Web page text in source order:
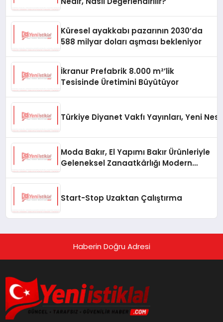
Küresel ayakkabı pazarının 2030’da
588 milyar doları aşması bekleniyor
İkranur Prefabrik 8.000 m²’lik
Tesisinde Üretimini Büyütüyor
Türkiye Diyanet Vakfı Yayınları, Yeni
Moda Bakır, El Yapımı Bakır Ürünleriyle
Geleneksel Zanaatkârlığı Modern
Start-Stop Uzaktan Çalıştırma
Haberin Doğru Adresi